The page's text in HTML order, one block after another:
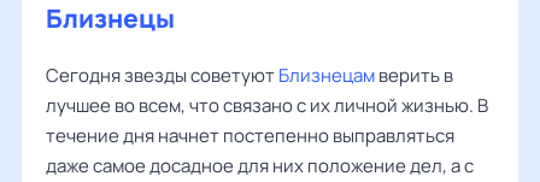
Близнецы
Сегодня звезды советуютБлизнецамверить в
лучшее во всем, что связано с их личной жизнью. В
течение дня начнет постепенно выправляться
даже самое досадное для них положение дел, а с